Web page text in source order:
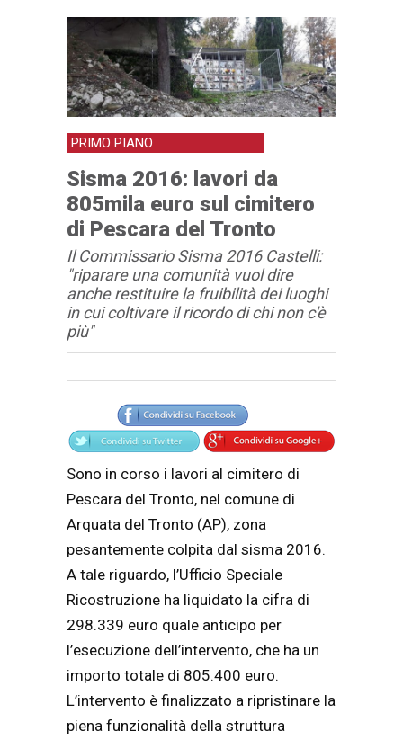
PRIMO PIANO
Sisma 2016: lavori da
805mila euro sul cimitero
di Pescara del Tronto
Il Commissario Sisma 2016 Castelli:
"riparare una comunità vuol dire
anche restituire la fruibilità dei luoghi
in cui coltivare il ricordo di chi non c'è
più"
Articolo
Testo articolo principale
Sono in corso i lavori al cimitero di
Pescara del Tronto, nel comune di
Arquata del Tronto (AP), zona
pesantemente colpita dal sisma 2016.
A tale riguardo, l’Ufficio Speciale
Ricostruzione ha liquidato la cifra di
298.339 euro quale anticipo per
l’esecuzione dell’intervento, che ha un
importo totale di 805.400 euro.
L’intervento è finalizzato a ripristinare la
piena funzionalità della struttura